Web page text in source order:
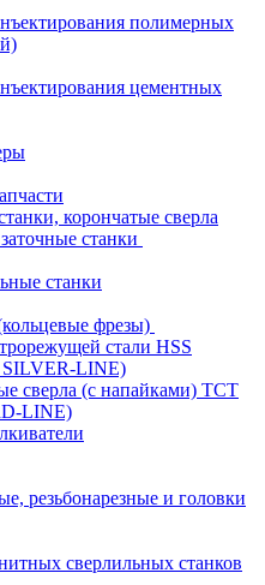
полимерных
цементных
корончатые сверла
станки
станки
фрезы)
стали HSS
LINE)
сверла (с напайками) ТСТ
LINE)
резьбонарезные и головки
сверлильных станков